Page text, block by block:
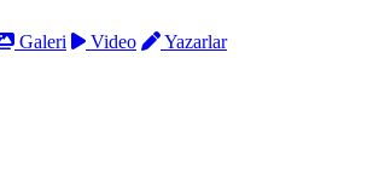
Galeri Video
Yazarlar